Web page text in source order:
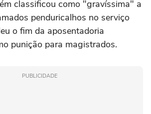
classificou como "gravíssima" a
penduricalhos no serviço
o fim da aposentadoria
punição para magistrados.
PUBLICIDADE